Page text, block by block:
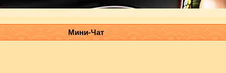
Мини-Чат